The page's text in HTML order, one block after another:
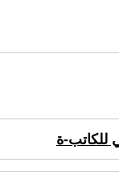
للكاتب-ة